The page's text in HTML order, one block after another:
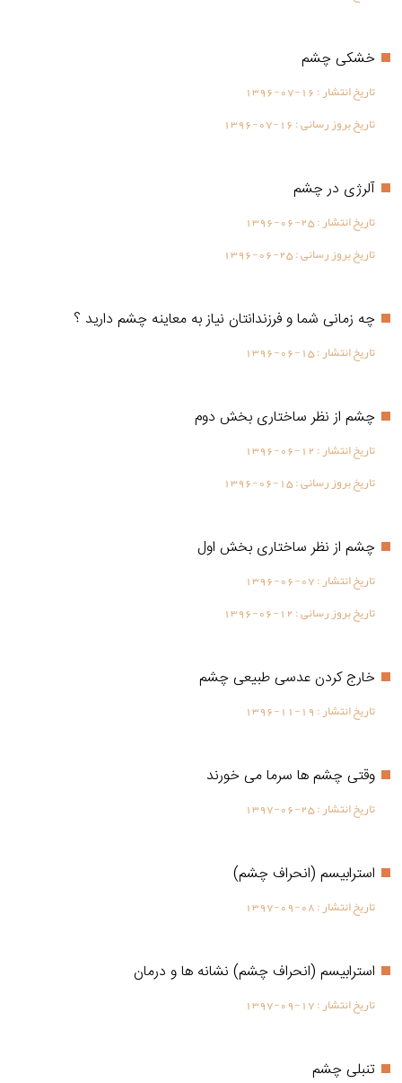
خشکی چشم
تاریخ انتشار :1396-07-16
تاریخ بروز رسانی :1396-07-16
آلرژی در چشم
تاریخ انتشار :1396-06-25
تاریخ بروز رسانی :1396-06-25
چه زمانی شما و فرزندانتان نیاز به معاینه چشم دارید ؟
تاریخ انتشار :1396-06-15
چشم از نظر ساختاری بخش دوم
تاریخ انتشار :1396-06-12
تاریخ بروز رسانی :1396-06-15
چشم از نظر ساختاری بخش اول
تاریخ انتشار :1396-06-07
تاریخ بروز رسانی :1396-06-12
خارج کردن عدسی طبیعی چشم
تاریخ انتشار :1396-11-19
وقتی چشم ها سرما می خورند
تاریخ انتشار :1397-06-25
استرابيسم (انحراف چشم)
تاریخ انتشار :1397-09-08
استرابيسم (انحراف چشم) نشانه ها و درمان
تاریخ انتشار :1397-09-17
تنبلی چشم